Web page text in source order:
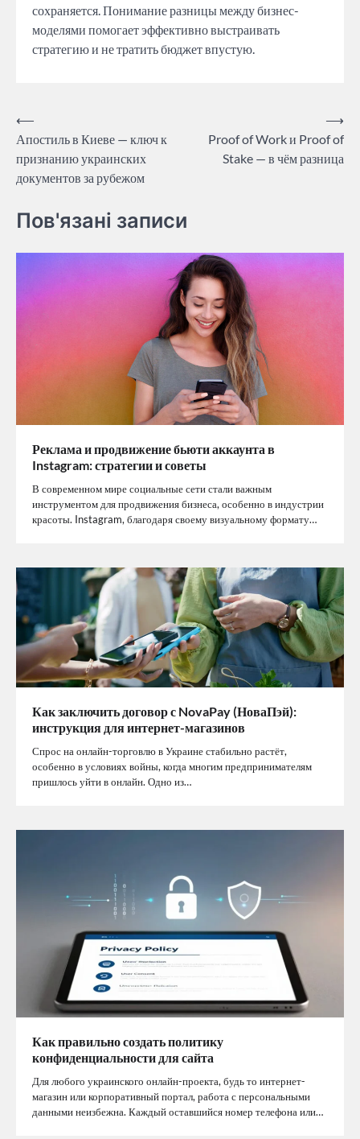
сохраняется. Понимание разницы между бизнес-
моделями помогает эффективно выстраивать
стратегию и не тратить бюджет впустую.
Post
navigation
⟵
Апостиль в Киеве — ключ к
признанию украинских
документов за рубежом
Proof of Work и Proof of
Stake — в чём разница
⟶
Пов'язані записи
Реклама и продвижение бьюти аккаунта в
Instagram: стратегии и советы
В современном мире социальные сети стали важным
инструментом для продвижения бизнеса, особенно в индустрии
красоты. Instagram, благодаря своему визуальному формату…
Как заключить договор с NovaPay (НоваПэй):
инструкция для интернет-магазинов
Спрос на онлайн-торговлю в Украине стабильно растёт,
особенно в условиях войны, когда многим предпринимателям
пришлось уйти в онлайн. Одно из…
Как правильно создать политику
конфиденциальности для сайта
Для любого украинского онлайн-проекта, будь то интернет-
магазин или корпоративный портал, работа с персональными
данными неизбежна. Каждый оставшийся номер телефона или…